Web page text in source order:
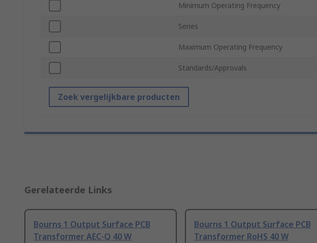
Minimum Operating Frequency
Series
Maximum Operating Frequency
Standards/Approvals
Zoek vergelijkbare producten
Gerelateerde Links
Bourns 1 Output Surface PCB
Transformer AEC-Q 40 W
Bourns 1 Output Surface PCB
Transformer RoHS 40 W